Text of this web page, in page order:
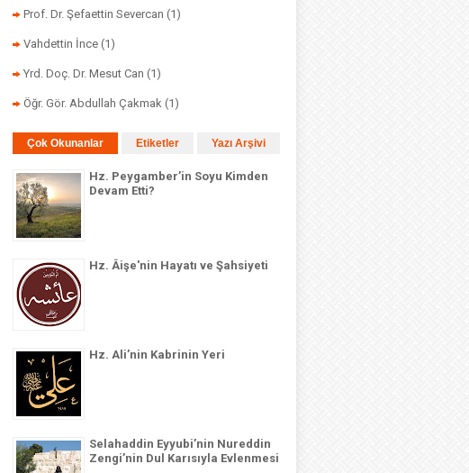
Prof. Dr. Şefaettin Severcan (1)
Vahdettin İnce (1)
Yrd. Doç. Dr. Mesut Can (1)
Öğr. Gör. Abdullah Çakmak (1)
Çok Okunanlar Etiketler Yazı Arşivi
Hz. Peygamber’in Soyu Kimden
Devam Etti?
Hz. Âişe'nin Hayatı ve Şahsiyeti
Hz. Ali’nin Kabrinin Yeri
Selahaddin Eyyubi’nin Nureddin
Zengi’nin Dul Karısıyla Evlenmesi